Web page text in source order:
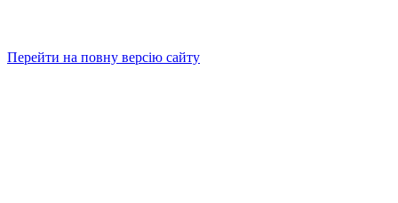
Перейти на повну версію сайту